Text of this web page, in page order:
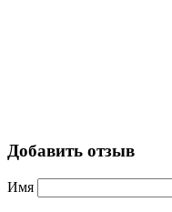
Добавить отзыв
Имя